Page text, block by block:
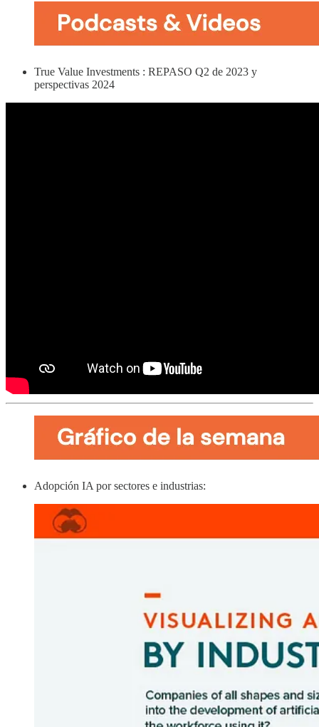
True Value Investments : REPASO Q2 de 2023 y
perspectivas 2024
Adopción IA por sectores e industrias: